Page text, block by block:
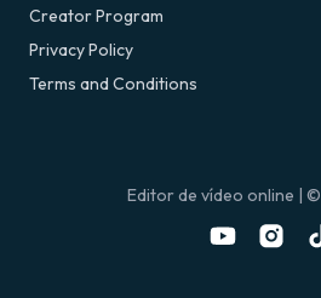
Creator Program
Privacy Policy
Terms and Conditions
Editor de vídeo online | ©